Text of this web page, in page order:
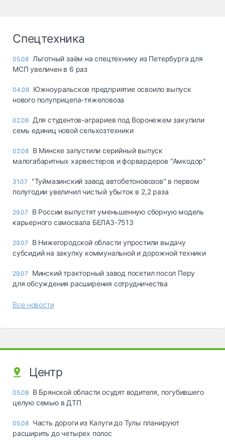
Спецтехника
05.08 Льготный заём на спецтехнику из Петербурга для
МСП увеличен в 6 раз
04.08 Южноуральское предприятие освоило выпуск
нового полуприцепа-тяжеловоза
02.08 Для студентов-аграриев под Воронежем закупили
семь единиц новой сельхозтехники
02.08 В Минске запустили серийный выпуск
малогабаритных харвестеров и форвардеров "Амкодор"
31.07
"Туймазинский завод автобетоновозов" в первом
полугодии увеличил чистый убыток в 2,2 раза
29.07
В России выпустят уменьшенную сборную модель
карьерного самосвала БЕЛАЗ-7513
29.07
В Нижегородской области упростили выдачу
субсидий на закупку коммунальной и дорожной техники
29.07
Минский тракторный завод посетил посол Перу
для обсуждения расширения сотрудничества
Все новости
Центр
05.08 В Брянской области осудят водителя, погубившего
целую семью в ДТП
05.08 Часть дороги из Калуги до Тулы планируют
расширить до четырех полос